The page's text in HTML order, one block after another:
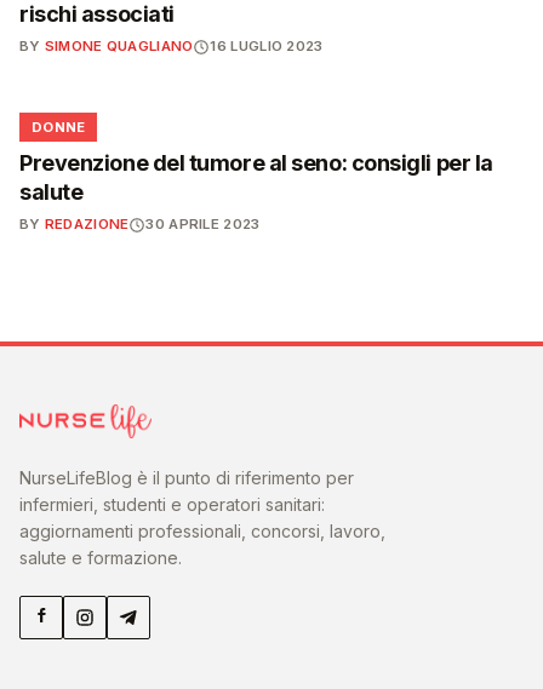
rischi associati
BY SIMONE QUAGLIANO 16 LUGLIO 2023
🌸
DONNE
Prevenzione del tumore al seno: consigli per la
salute
BY REDAZIONE 30 APRILE 2023
NurseLifeBlog è il punto di riferimento per
infermieri, studenti e operatori sanitari:
aggiornamenti professionali, concorsi, lavoro,
salute e formazione.